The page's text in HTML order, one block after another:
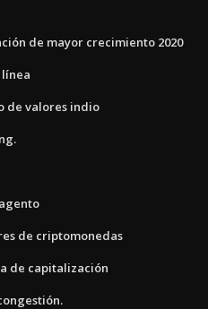
de mayor crecimiento 2020
de valores indio
de criptomonedas
de capitalización